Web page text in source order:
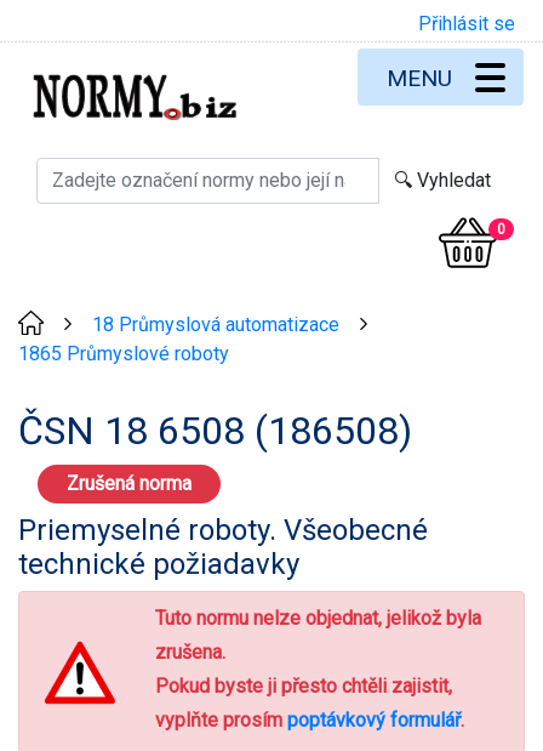
Přihlásit se
0
MENU
18 Průmyslová automatizace
1865 Průmyslové roboty
ČSN 18 6508 (186508)
Zrušená norma
Priemyselné roboty. Všeobecné
technické požiadavky
Tuto normu nelze objednat, jelikož byla
zrušena.
Pokud byste ji přesto chtěli zajistit,
vyplňte prosím poptávkový formulář.